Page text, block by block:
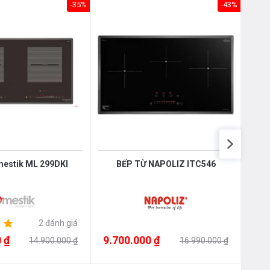
-35%
ML 299DKI
2 đánh giá
₫ 14.900.000 ₫
-43%
BẾP TỪ NAPOLIZ ITC546
9.700.000 ₫ 16.990.000 ₫